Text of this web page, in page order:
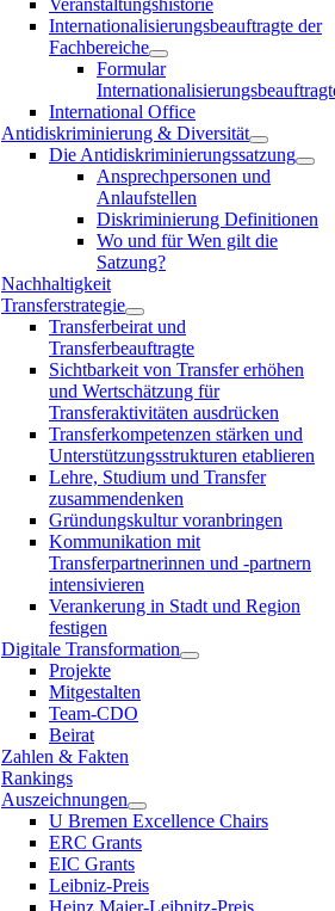
Internationalisierungsbeauftragte der
Fachbereiche
Formular
International Office
Antidiskriminierung & Diversität
Die Antidiskriminierungssatzung
Ansprechpersonen und
Anlaufstellen
Diskriminierung Definitionen
Wo und für Wen gilt die
Satzung?
Nachhaltigkeit
Transferstrategie
Transferbeirat und
Transferbeauftragte
Sichtbarkeit von Transfer erhöhen
und Wertschätzung für
Transferaktivitäten ausdrücken
Transferkompetenzen stärken und
Unterstützungsstrukturen etablieren
Lehre, Studium und Transfer
zusammendenken
Gründungskultur voranbringen
Kommunikation mit
Transferpartnerinnen und -partnern
intensivieren
Verankerung in Stadt und Region
festigen
Digitale Transformation
Projekte
Mitgestalten
Team-CDO
Beirat
Zahlen & Fakten
Rankings
Auszeichnungen
U Bremen Excellence Chairs
ERC Grants
EIC Grants
Leibniz-Preis
Heinz Maier-Leibnitz-Preis